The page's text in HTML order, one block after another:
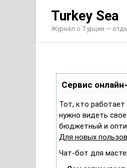
содержимому
Turkey Sea
Журнал о Турции —
Сервис
Тот, кто работает
нужно видеть
бюджетный и
Для новых
Чат-бот для